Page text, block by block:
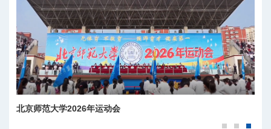
北京师范大学2026年运动会